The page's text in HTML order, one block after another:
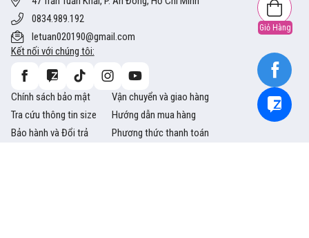
Giỏ Hàng
0834.989.192
letuan020190@gmail.com
Kết nối với chúng tôi:
Chính sách bảo mật
Vận chuyển và giao hàng
Tra cứu thông tin size
Hướng dẫn mua hàng
Bảo hành và Đổi trả
Phương thức thanh toán